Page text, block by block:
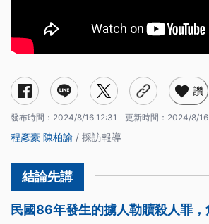
讚
發布時間： 2024/8/16 12:31 更新時間： 2024/8/
程彥豪 陳柏諭 / 採訪報導
民國86年發生的擄人勒贖殺人罪